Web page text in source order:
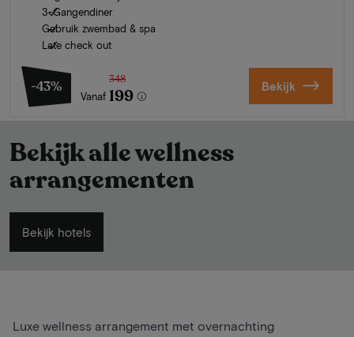
3-Gangendiner
Gebruik zwembad & spa
Late check out
-43%
Vanaf
348
199 Bekijk
Bekijk alle wellness
arrangementen
Bekijk hotels
Luxe wellness arrangement met overnachting